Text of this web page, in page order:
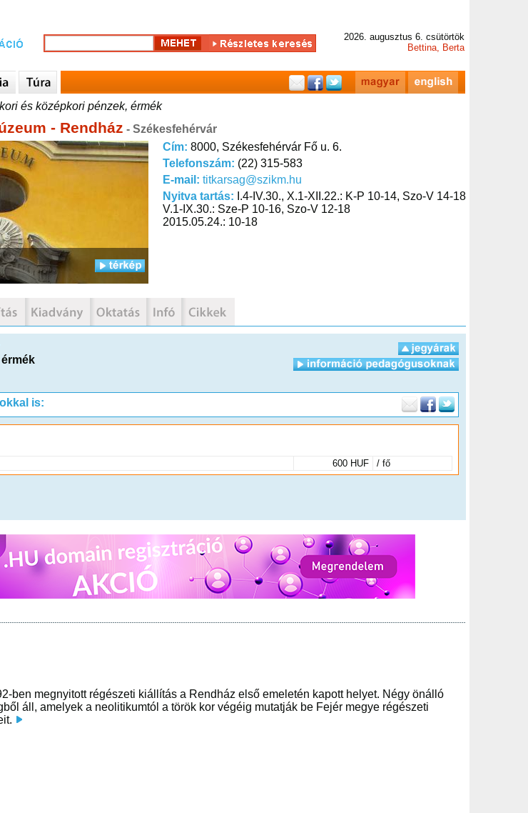
2026. augusztus 6. csütörtök
Bettina, Berta
és középkori pénzek, érmék
- Rendház - Székesfehérvár
Cím: 8000, Székesfehérvár Fő u. 6.
Telefonszám: (22) 315-583
E-mail: titkarsag@szikm.hu
Nyitva tartás: I.4-IV.30., X.1-XII.22.: K-P 10-14, Szo-V 14-18
V.1-IX.30.: Sze-P 10-16, Szo-V 12-18
2015.05.24.: 10-18
is:
600 HUF / fő
ben megnyitott régészeti kiállítás a Rendház első emeletén kapott helyet. Négy önálló
áll, amelyek a neolitikumtól a török kor végéig mutatják be Fejér megye régészeti